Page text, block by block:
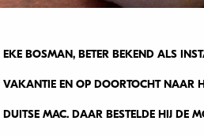
EKE BOSMAN, BETER BEKEND ALS
VAKANTIE EN OP DOORTOCHT NAAR
DUITSE MAC. DAAR BESTELDE HIJ DE